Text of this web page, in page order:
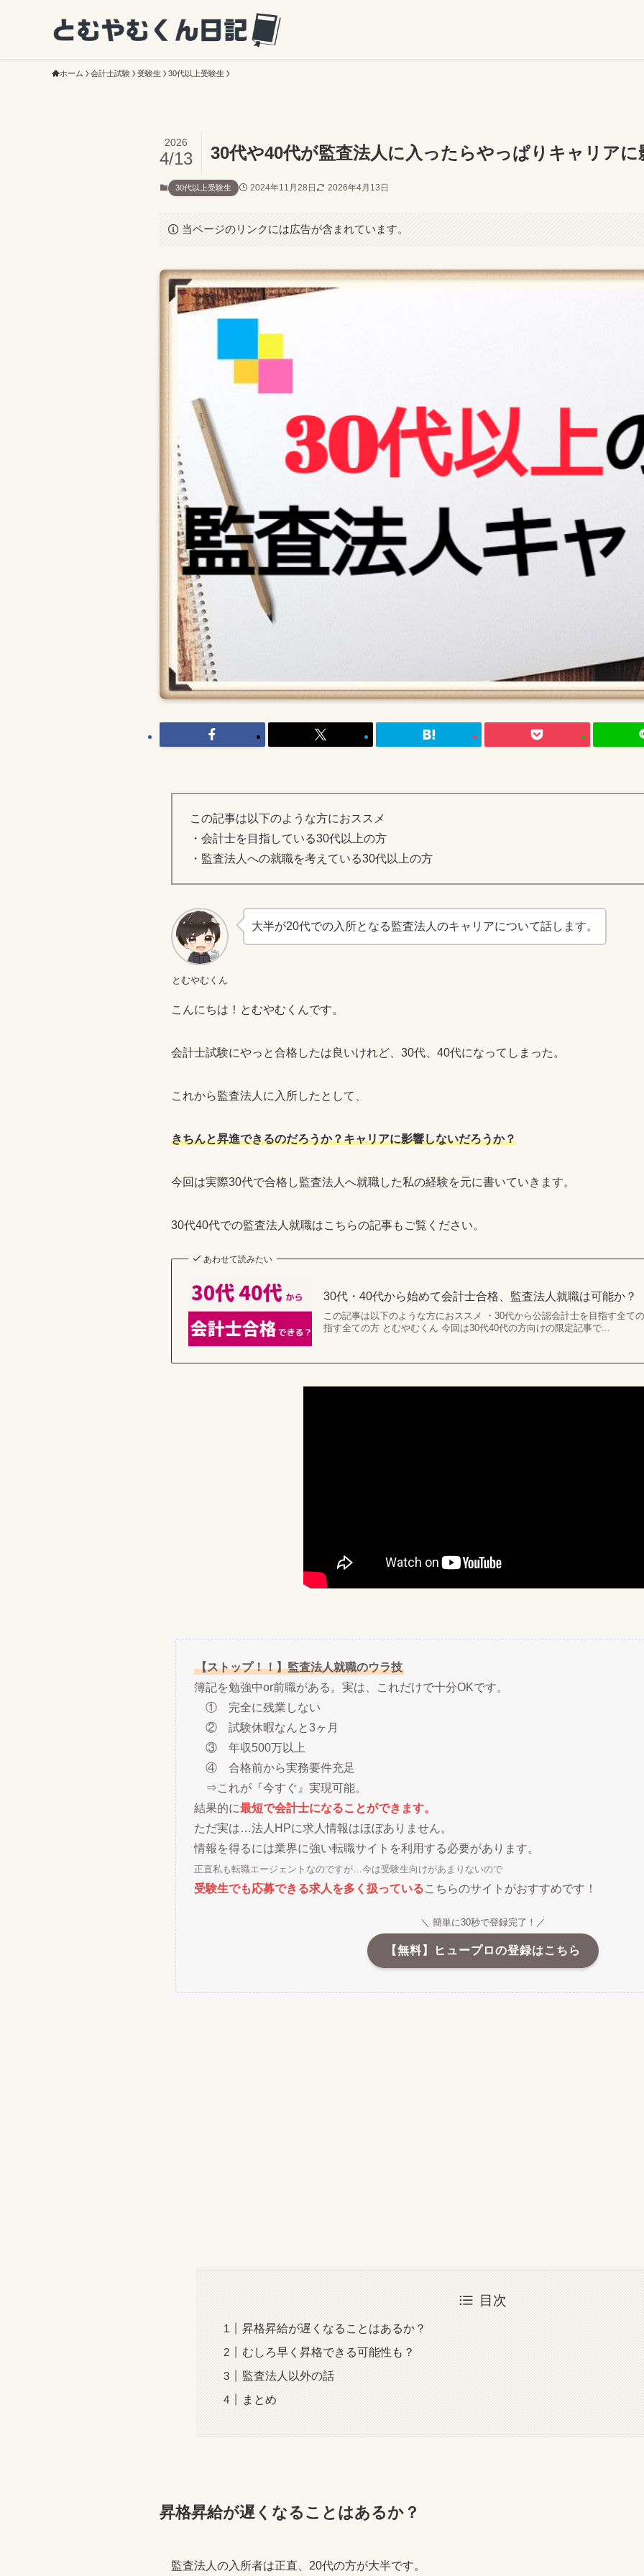
ホーム 会計士試験 受験生 30代以上受験生
30代や40代が監査法人に入ったらやっぱりキャリアに
2026
4/13
30代以上受験生 2024年11月28日 2026年4月13日
当ページのリンクには広告が含まれています。
この記事は以下のような方におススメ
・会計士を目指している30代以上の方
・監査法人への就職を考えている30代以上の方
とむやむくん
大半が20代での入所となる監査法人のキャリアについて話します。
こんにちは！とむやむくんです。
会計士試験にやっと合格したは良いけれど、30代、40代になってしまった。
これから監査法人に入所したとして、
きちんと昇進できるのだろうか？キャリアに影響しないだろうか？
今回は実際30代で合格し監査法人へ就職した私の経験を元に書いていきます。
30代40代での監査法人就職はこちらの記事もご覧ください。
あわせて読みたい
30代・40代から始めて会計士合格、監査法人就職は可能か？
この記事は以下のような方におススメ ・30代から公認会計士を目指す全て
指す全ての方 とむやむくん 今回は30代40代の方向けの限定記事で...
【ストップ！！】監査法人就職のウラ技
簿記を勉強中or前職がある。実は、これだけで十分OKです。
① 完全に残業しない
② 試験休暇なんと3ヶ月
③ 年収500万以上
④ 合格前から実務要件充足
⇒これが『今すぐ』実現可能。
結果的に最短で会計士になることができます。
ただ実は…法人HPに求人情報はほぼありません。
情報を得るには業界に強い転職サイトを利用する必要があります。
正直私も転職エージェントなのですが…今は受験生向けがあまりないので
受験生でも応募できる求人を多く扱っているこちらのサイトがおすすめです！
＼ 簡単に30秒で登録完了！／
【無料】ヒュープロの登録はこちら
目次
昇格昇給が遅くなることはあるか？
むしろ早く昇格できる可能性も？
監査法人以外の話
まとめ
昇格昇給が遅くなることはあるか？
監査法人の入所者は正直、20代の方が大半です。